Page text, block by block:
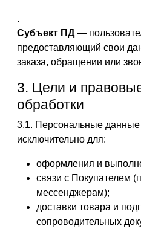
.
Субъект ПД—
предоставляющий свои
заказа, обращении или
3. Цели и
обработки
3.1. Персональные
исключительно для:
оформления и
связи с Покупателем
мессенджерам);
доставки товара и
сопроводительных